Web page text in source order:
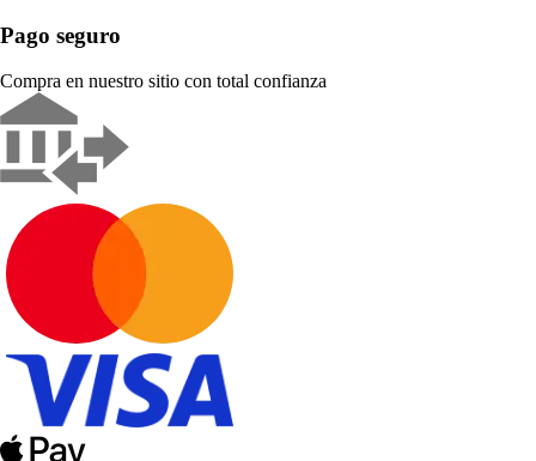
Pago seguro
Compra en nuestro sitio con total confianza